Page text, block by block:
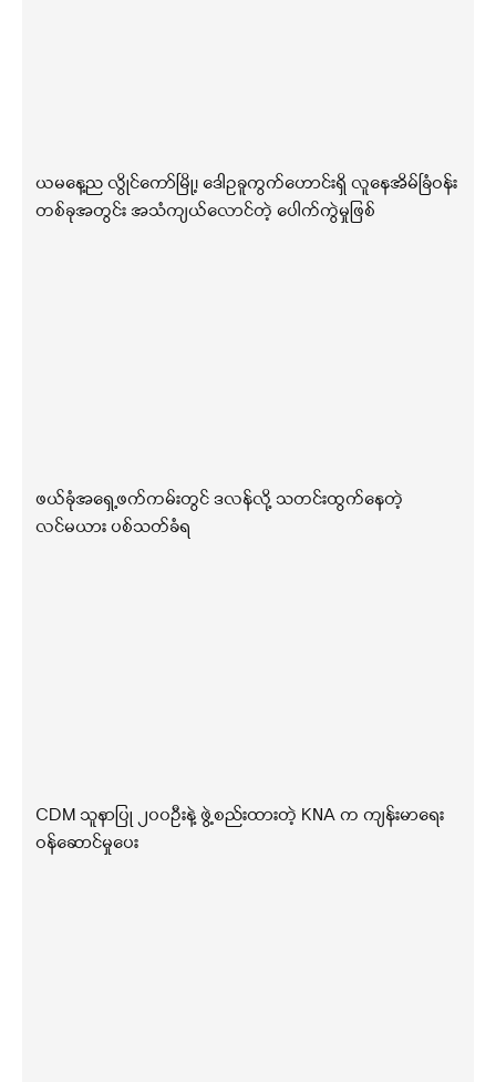
ယမနေ့ည လွိုင်ကော်မြို့၊ ဒေါဥခူကွက်ဟောင်းရှိ လူနေအိမ်ခြံဝန်း
တစ်ခုအတွင်း အသံကျယ်လောင်တဲ့ ပေါက်ကွဲမှုဖြစ်
ဖယ်ခုံအရှေ့ဖက်ကမ်းတွင် ဒလန်လို့ သတင်းထွက်နေတဲ့
လင်မယား ပစ်သတ်ခံရ
CDM သူနာပြု ၂၀၀ဦးနဲ့ ဖွဲ့စည်းထားတဲ့ KNA က ကျန်းမာရေး
ဝန်ဆောင်မှုပေး